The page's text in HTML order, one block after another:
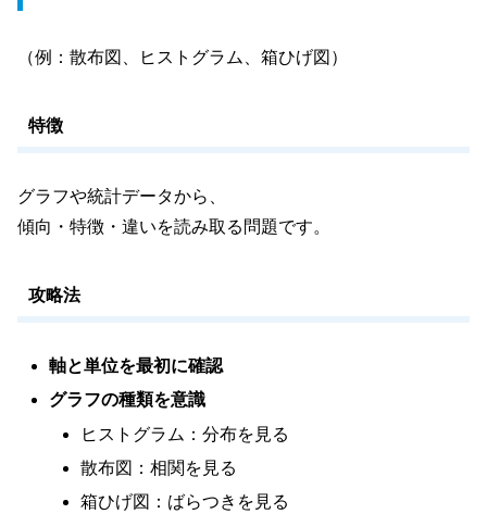
（例：散布図、ヒストグラム、箱ひげ図）
特徴
グラフや統計データから、
傾向・特徴・違いを読み取る問題です。
攻略法
軸と単位を最初に確認
グラフの種類を意識
ヒストグラム：分布を見る
散布図：相関を見る
箱ひげ図：ばらつきを見る